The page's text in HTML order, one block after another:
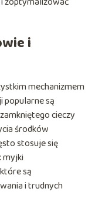
i
mechanizmem
popularne są
cieczy
środków
stosuje się
myjki
są
i trudnych